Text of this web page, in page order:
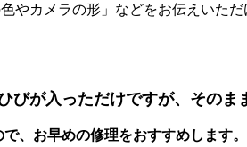
やカメラの形」などをお伝えいた
びが入っただけですが、そのま
、お早めの修理をおすすめします。